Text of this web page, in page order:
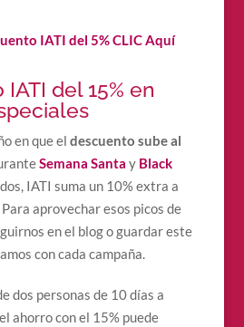
IATI del 5% CLIC Aquí
del 15% en
en que el descuento sube al
Semana Santa y Black
IATI suma un 10% extra a
aprovechar esos picos de
en el blog o guardar este
con cada campaña.
dos personas de 10 días a
ahorro con el 15% puede